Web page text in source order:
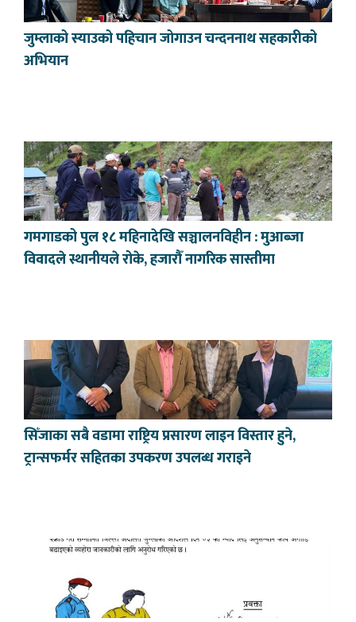
जुम्लाको स्याउको पहिचान जोगाउन चन्दननाथ सहकारीको
अभियान
गमगाडको पुल १८ महिनादेखि सञ्चालनविहीन : मुआब्जा
विवादले स्थानीयले रोके, हजारौँ नागरिक सास्तीमा
सिँजाका सबै वडामा राष्ट्रिय प्रसारण लाइन विस्तार हुने,
ट्रान्सफर्मर सहितका उपकरण उपलब्ध गराइने